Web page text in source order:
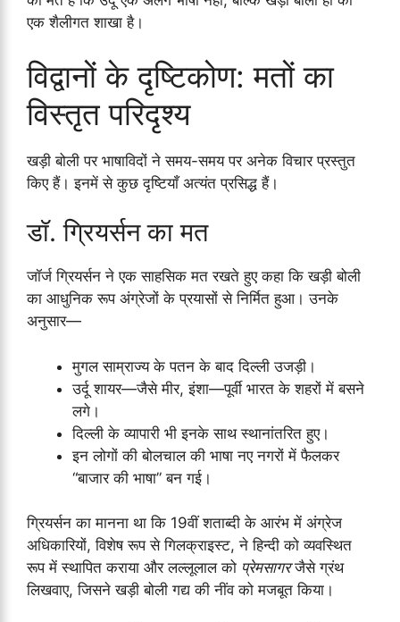
एक शैलीगत शाखा है।
विद्वानों के दृष्टिकोण: मतों का
विस्तृत परिदृश्य
खड़ी बोली पर भाषाविदों ने समय-समय पर अनेक विचार प्रस्तुत
किए हैं। इनमें से कुछ दृष्टियाँ अत्यंत प्रसिद्ध हैं।
डॉ. ग्रियर्सन का मत
जॉर्ज ग्रियर्सन ने एक साहसिक मत रखते हुए कहा कि खड़ी बोली
का आधुनिक रूप अंग्रेजों के प्रयासों से निर्मित हुआ। उनके
अनुसार—
मुगल साम्राज्य के पतन के बाद दिल्ली उजड़ी।
उर्दू शायर—जैसे मीर, इंशा—पूर्वी भारत के शहरों में बसने
लगे।
दिल्ली के व्यापारी भी इनके साथ स्थानांतरित हुए।
इन लोगों की बोलचाल की भाषा नए नगरों में फैलकर
“बाजार की भाषा” बन गई।
ग्रियर्सन का मानना था कि 19वीं शताब्दी के आरंभ में अंग्रेज
अधिकारियों, विशेष रूप से गिलक्राइस्ट, ने हिन्दी को व्यवस्थित
रूप में स्थापित कराया और लल्लूलाल को प्रेमसागरजैसे ग्रंथ
लिखवाए, जिसने खड़ी बोली गद्य की नींव को मजबूत किया।